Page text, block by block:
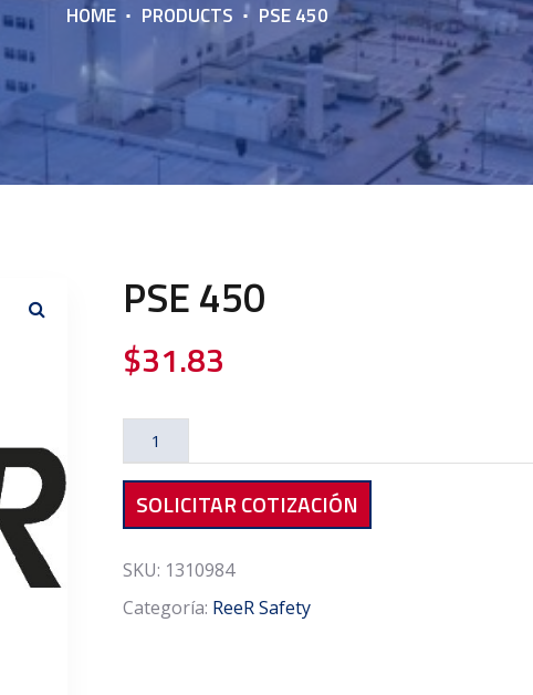
HOME PRODUCTS PSE 450
PSE 450
$31.83
cantidad
SOLICITAR COTIZACIÓN
SKU: 1310984
Categoría: ReeR Safety